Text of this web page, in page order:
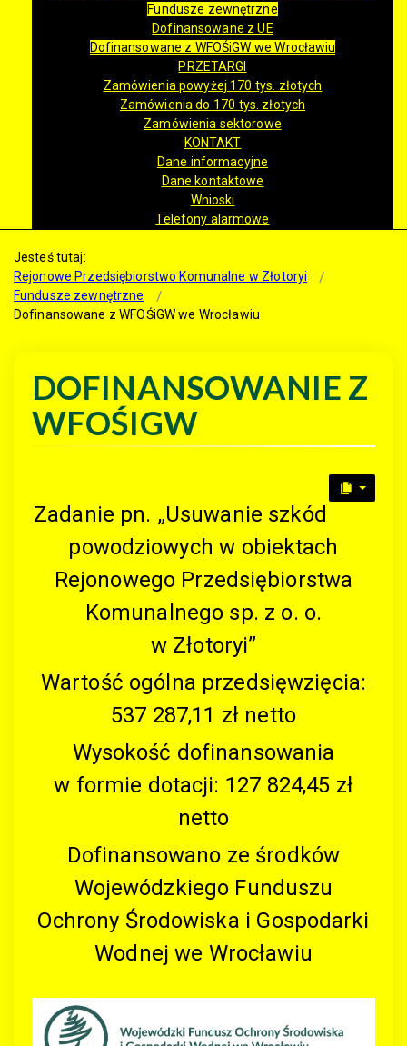
Fundusze zewnętrzne
Dofinansowane z UE
Dofinansowane z WFOŚiGW we Wrocławiu
PRZETARGI
Zamówienia powyżej 170 tys. złotych
Zamówienia do 170 tys. złotych
Zamówienia sektorowe
KONTAKT
Dane informacyjne
Dane kontaktowe
Wnioski
Telefony alarmowe
Jesteś tutaj:
Rejonowe Przedsiębiorstwo Komunalne w Złotoryi
Fundusze zewnętrzne
Dofinansowane z WFOŚiGW we Wrocławiu
DOFINANSOWANIE Z
WFOŚIGW
Zadanie pn. „Usuwanie szkód
powodziowych w obiektach
Rejonowego Przedsiębiorstwa
Komunalnego sp. z o. o.
w Złotoryi”
Wartość ogólna przedsięwzięcia:
537 287,11 zł netto
Wysokość dofinansowania
w formie dotacji: 127 824,45 zł
netto
Dofinansowano ze środków
Wojewódzkiego Funduszu
Ochrony Środowiska i Gospodarki
Wodnej we Wrocławiu